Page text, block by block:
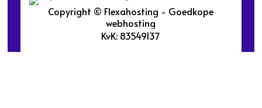
Copyright © Flexahosting - Goedkope
webhosting
KvK: 83549137